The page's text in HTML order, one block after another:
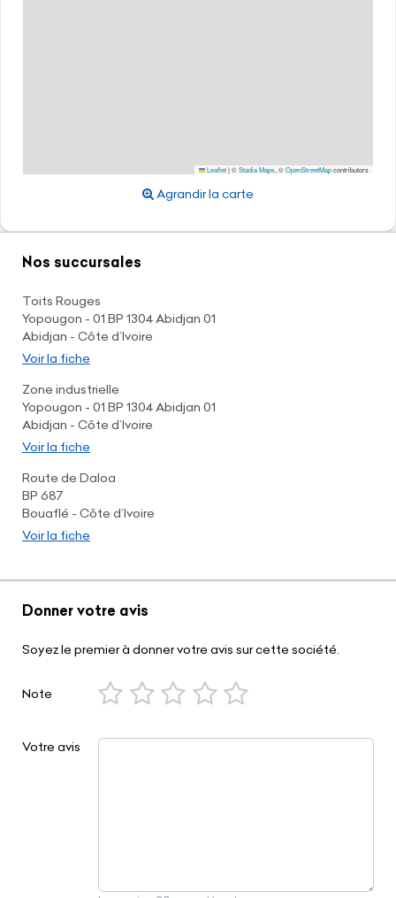
Leaflet|©Stadia Maps , ©OpenStreetMapcontributors
Agrandir la carte
Nos succursales
Toits Rouges
Yopougon - 01 BP 1304 Abidjan 01
Abidjan - Côte d’Ivoire
Voir la fiche
Zone industrielle
Yopougon - 01 BP 1304 Abidjan 01
Abidjan - Côte d’Ivoire
Voir la fiche
Route de Daloa
BP 687
Bouaflé - Côte d’Ivoire
Voir la fiche
Donner votre avis
Soyez le premier à donner votre avis sur cette société.
Note
Votre avis